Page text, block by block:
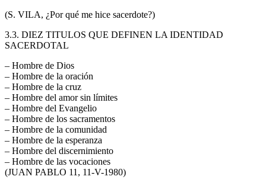
(S. VILA, ¿Por qué me hice sacerdote?)
3.3. DIEZ TITULOS QUE DEFINEN LA IDENTIDAD
SACERDOTAL
– Hombre de Dios
– Hombre de la oración
– Hombre de la cruz
– Hombre del amor sin límites
– Hombre del Evangelio
– Hombre de los sacramentos
– Hombre de la comunidad
– Hombre de la esperanza
– Hombre del discernimiento
– Hombre de las vocaciones
(JUAN PABLO 11, 11-V-1980)